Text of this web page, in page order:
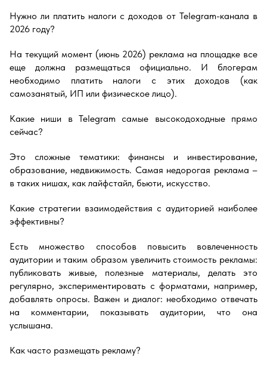
Нужно ли платить налоги с доходов от Telegram-канала в
2026 году?
На текущий момент (июнь 2026) реклама на площадке все
еще должна размещаться официально. И блогерам
необходимо платить налоги с этих доходов (как
самозанятый, ИП или физическое лицо).
Какие ниши в Telegram самые высокодоходные прямо
сейчас?
Это сложные тематики: финансы и инвестирование,
образование, недвижимость. Самая недорогая реклама –
в таких нишах, как лайфстайл, бьюти, искусство.
Какие стратегии взаимодействия с аудиторией наиболее
эффективны?
Есть множество способов повысить вовлеченность
аудитории и таким образом увеличить стоимость рекламы:
публиковать живые, полезные материалы, делать это
регулярно, экспериментировать с форматами, например,
добавлять опросы. Важен и диалог: необходимо отвечать
на комментарии, показывать аудитории, что она
услышана.
Как часто размещать рекламу?